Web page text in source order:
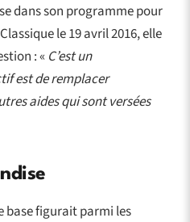
dans son programme pour
le 19 avril 2016, elle
: « C’est un
est de remplacer
aides qui sont versées
base figurait parmi les